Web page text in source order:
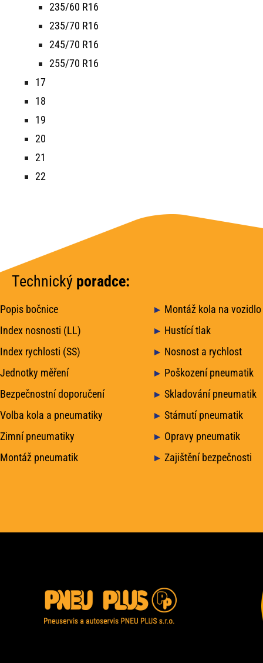
235/60 R16
235/70 R16
245/70 R16
255/70 R16
17
18
19
20
21
22
Technický poradce:
Popis bočnice
Montáž kola na vozidlo
Index nosnosti (LL)
Hustící tlak
Index rychlosti (SS)
Nosnost a rychlost
Jednotky měření
Poškození pneumatik
Bezpečnostní doporučení
Skladování pneumatik
Volba kola a pneumatiky
Stárnutí pneumatik
Zimní pneumatiky
Opravy pneumatik
Montáž pneumatik
Zajištění bezpečnosti